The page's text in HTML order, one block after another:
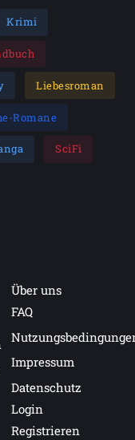
Krimi
Liebesroman
Romane
SciFi
Über uns
FAQ
Impressum
Datenschutz
Login
Registrieren